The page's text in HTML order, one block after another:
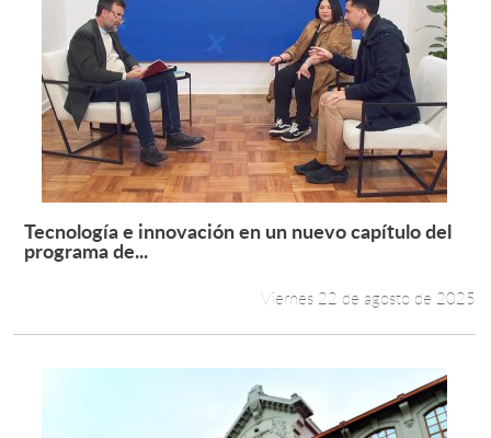
Leer más +
Tecnología e innovación en un nuevo capítulo del
programa de...
Viernes 22 de agosto de 2025